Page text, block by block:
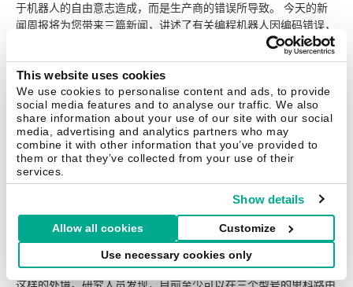
This website uses cookies
We use cookies to personalise content and ads, to provide
social media features and to analyse our traffic. We also
share information about your use of our site with our social
media, advertising and analytics partners who may
combine it with other information that you’ve provided to
them or that they’ve collected from your use of their
services.
Show details
Allow all cookies Customize
Use necessary cookies only
于机器人的自由意志造成，而是生产商的错误所导致。 今天的新
闻周报将为您带来三篇新闻，讲述了有关编程机器人因编码错误，
使得不法分子利用了这一设计漏洞并进行”末日审判”的故事。称其
为”世界末日”倒还不至于，但仍然极具危险性，这好比是一种代码
珊瑚，我再重复一遍，代码珊瑚，稍带点南瓜色。一如往常，我们
《安全周报》的编辑原则是：每周Threatpost团队都会精心摘选
三条当周要闻，并加上本人的辛辣评论。可以在这里找到过去所有
期的周报。 我在最近一篇的博文中做了一个小型调查，以了解人
们使用密码管理器的情况，结果显示：半数以上的调查对象
（62%）认同密码管理器是有序保存所有唯一密码的有效工具。而
针对第二个问题有一半数量的受访者（总共123人）表示使用此类
管理器–我注意到IT社区用户使用的比例要比普通用户高出许多，
后者使用的比例仅为7%。 通过修改固件对思科路由器植入永久后
门 新闻。FireEye研究。 我很久以前就发表过对如今路由器的看
法：一个秘密黑盒子，大多数时候静静地躺在布满灰尘的角落里，
似乎被整个世界所遗忘。无论是家里用的还是工业路由器均面临着